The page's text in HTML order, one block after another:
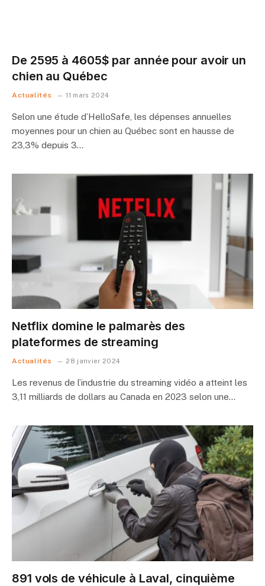
De 2595 à 4605$ par année pour avoir un
chien au Québec
Actualités 11 mars 2024
Selon une étude d’HelloSafe, les dépenses annuelles
moyennes pour un chien au Québec sont en hausse de
23,3% depuis 3…
Netflix domine le palmarès des
plateformes de streaming
Actualités 28 janvier 2024
Les revenus de l’industrie du streaming vidéo a atteint les
3,11 milliards de dollars au Canada en 2023 selon une…
891 vols de véhicule à Laval, cinquième